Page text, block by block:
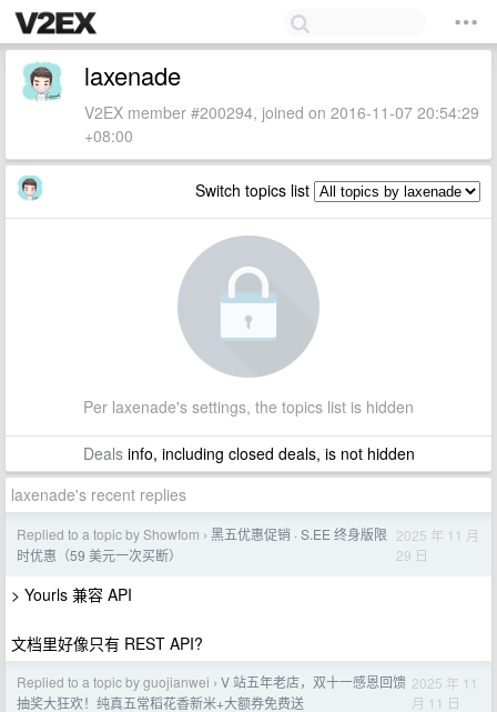
laxenade
V2EX member #200294, joined on 2016-11-07 20:54:29
+08:00
Switch topics list
Per laxenade's settings, the topics list is hidden
Dealsinfo, including closed deals, is not hidden
laxenade's recent replies
Replied to a topic by Showfom › 黑五优惠促销 · S.EE 终身版限
时优惠（59 美元一次买断）
2025 年 11 月
29 日
> Yourls 兼容 API
文档里好像只有 REST API?
Replied to a topic by guojianwei › V 站五年老店，双十一感恩回馈
抽奖大狂欢！纯真五常稻花香新米+大额券免费送
2025 年 11
月 11 日